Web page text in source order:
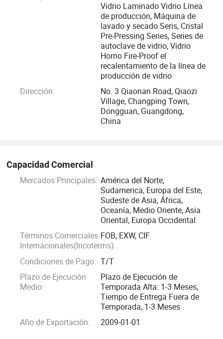
La pionera máquina de limpieza y secado de vidrio de
doble ventilador de Huacai, que ahorra energía, adopta un
modo de fabricación de palas de viento único, que puede
ayudar a los clientes a ahorrar más de 8 kWh de
electricidad por hora, logrando realmente una utilización
eficiente de la energía y convirtiéndose en el producto con
la tasa de recompra más alta.
La línea de producción de vidrio compuesto resistente al
solo tiene alta resistencia a la temperatura, larga duración
de retardación de llama, sino que también tiene resistencia
a impactos y estabilidad. Elija la tecnología líder y
manténgase a la vanguardia de la seguridad.
Esperamos trabajar con ustedes para crear un futuro mejor.
Vidrio Laminado Vidrio Línea
de producción, Máquina de
lavado y secado Seris, Cristal
Pre-Pressing Series, Series de
autoclave de vidrio, Vidrio
Horno Fire-Proof el
recalentamiento de la línea de
producción de vidrio
Dirección:
No. 3 Qiaonan Road, Qiaozi
Village, Changping Town,
Dongguan, Guangdong,
China
Capacidad Comercial
Mercados Principales: América del Norte,
Sudamerica, Europa del Este,
Sudeste de Asia, África,
Oceanía, Medio Oriente, Asia
Oriental, Europa Occidental
Términos Comerciales
Internacionales(Incoterms):
FOB, EXW, CIF
Condiciones de Pago: T/T
Plazo de Ejecución
Medio:
Plazo de Ejecución de
Temporada Alta: 1-3 Meses,
Tiempo de Entrega Fuera de
Temporada, 1-3 Meses
Año de Exportación:
2009-01-01